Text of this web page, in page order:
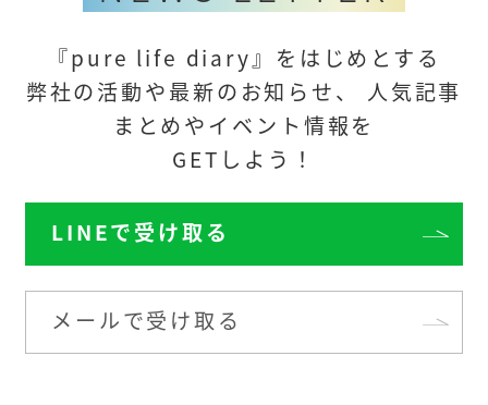
『pure life diary』をはじめとする
弊社の活動や最新のお知らせ、
人気記事
まとめやイベント情報を
GETしよう！
LINEで受け取る
メールで受け取る